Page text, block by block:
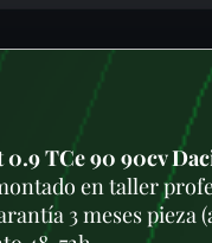
TCe 90 90cv
en taller
3 meses pieza